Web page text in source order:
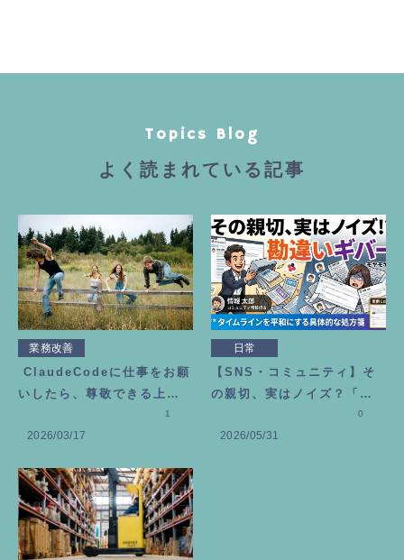
Topics Blog
よく読まれている記事
業務改善
ClaudeCodeに仕事をお願
いしたら、尊敬できる上司
2026/03/17
1
日常
【SNS・コミュニティ】そ
の親切、実はノイズ？「勘
違いギバー」にモヤモヤし
た時の処方箋
2026/05/31
0